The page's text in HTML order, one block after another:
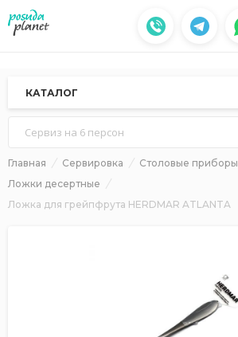
КАТАЛОГ
Сервиз на 6 персон
Главная Сервировка
Столовые приборы
Ложки десертные
Ложка для грейпфрута HERDMAR ATLANTA